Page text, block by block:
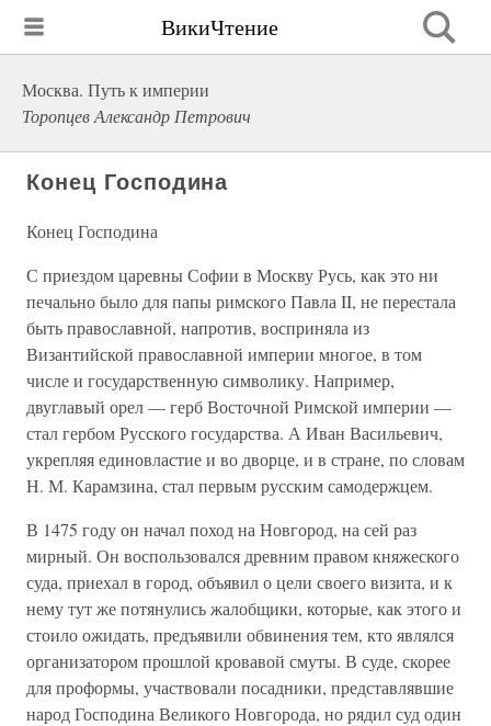
ВикиЧтение
Москва. Путь к империи
Торопцев Александр Петрович
Конец Господина
Конец Господина
С приездом царевны Софии в Москву Русь, как это ни
печально было для папы римского Павла II, не перестала
быть православной, напротив, восприняла из
Византийской православной империи многое, в том
числе и государственную символику. Например,
двуглавый орел — герб Восточной Римской империи —
стал гербом Русского государства. А Иван Васильевич,
укрепляя единовластие и во дворце, и в стране, по словам
Н. М. Карамзина, стал первым русским самодержцем.
В 1475 году он начал поход на Новгород, на сей раз
мирный. Он воспользовался древним правом княжеского
суда, приехал в город, объявил о цели своего визита, и к
нему тут же потянулись жалобщики, которые, как этого и
стоило ожидать, предъявили обвинения тем, кто являлся
организатором прошлой кровавой смуты. В суде, скорее
для проформы, участвовали посадники, представлявшие
народ Господина Великого Новгорода, но рядил суд один